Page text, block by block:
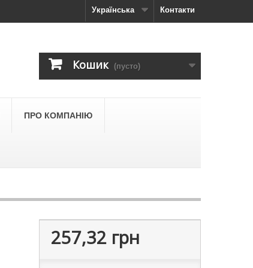
Контакти
Українська
Кошик (пусто)
ПРО КОМПАНІЮ
257,32 грн